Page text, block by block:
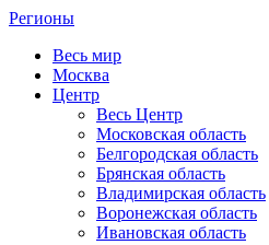
Регионы
Весь мир
Москва
Центр
Весь Центр
Московская область
Белгородская область
Брянская область
Владимирская область
Воронежская область
Ивановская область